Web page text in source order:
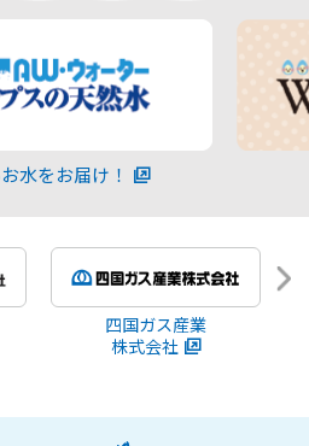
水をお届け！
四国ガス産業
株式会社